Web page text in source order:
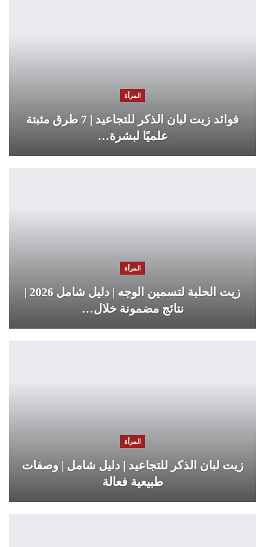
المرأة
فوائد زيت لبان الذكر للتجاعيد | 7 طرق مثبتة
علميًا لبشرة…
المرأة
زيت الحلبة لتسمين الوجه | دليل شامل 2026 |
نتائج مضمونة خلال…
المرأة
زيت لبان الذكر للتجاعيد | دليل شامل | وصفات
طبيعية فعالة